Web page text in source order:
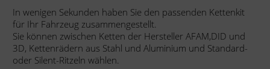
In wenigen Sekunden haben Sie den passenden Kettenkit
für Ihr Fahrzeug zusammengestellt.
Sie können zwischen Ketten der Hersteller AFAM,DID und
3D, Kettenrädern aus Stahl und Aluminium und Standard-
oder Silent-Ritzeln wählen.